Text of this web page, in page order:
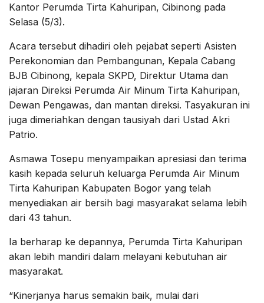
Kantor Perumda Tirta Kahuripan, Cibinong pada
Selasa (5/3).
Acara tersebut dihadiri oleh pejabat seperti Asisten
Perekonomian dan Pembangunan, Kepala Cabang
BJB Cibinong, kepala SKPD, Direktur Utama dan
jajaran Direksi Perumda Air Minum Tirta Kahuripan,
Dewan Pengawas, dan mantan direksi. Tasyakuran ini
juga dimeriahkan dengan tausiyah dari Ustad Akri
Patrio.
Asmawa Tosepu menyampaikan apresiasi dan terima
kasih kepada seluruh keluarga Perumda Air Minum
Tirta Kahuripan Kabupaten Bogor yang telah
menyediakan air bersih bagi masyarakat selama lebih
dari 43 tahun.
Ia berharap ke depannya, Perumda Tirta Kahuripan
akan lebih mandiri dalam melayani kebutuhan air
masyarakat.
“Kinerjanya harus semakin baik, mulai dari